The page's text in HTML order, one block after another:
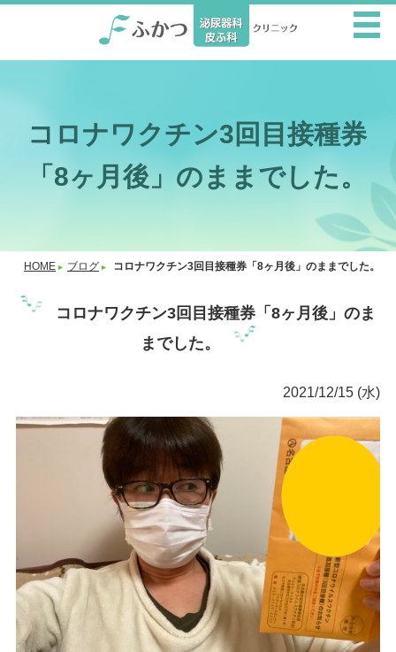
コロナワクチン3回目接種券
「8ヶ月後」のままでした。
HOME ブログ コロナワクチン3回目接種券「8ヶ月後」のままでした。
コロナワクチン3回目接種券「8ヶ月後」のま
までした。
2021/12/15 (水)